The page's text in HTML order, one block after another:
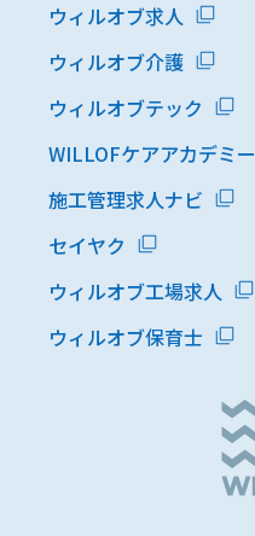
ウィルオブ求人
ウィルオブ介護
ウィルオブテック
WILLOFケアアカデミー
施工管理求人ナビ
セイヤク
ウィルオブ工場求人
ウィルオブ保育士